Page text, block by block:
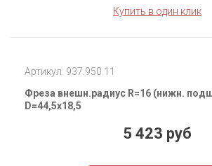
Купить в один клик
Артикул: 937.950.11
Фреза внешн.радиус R=16 (нижн.
D=44,5x18,5
5 423 руб